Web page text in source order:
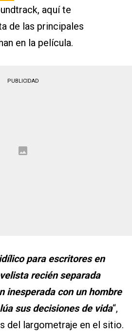
aquí te
de las principales
en la película.
PUBLICIDAD
para escritores en
recién separada
inesperada con un hombre
sus decisiones de vida“,
del largometraje en el sitio.